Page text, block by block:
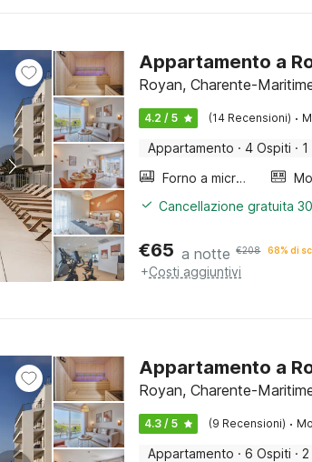
Appartamento a
Royan, Charente-
4.2 / 5 (14 Recensioni) ·
Appartamento · 4 Ospiti ·
Forno a microonde combinato
Cancellazione gratuita
€65 a notte €208 68% di
+Costi aggiuntivi
Appartamento a
Royan, Charente-
4.3 / 5 (9 Recensioni) ·
Appartamento · 6 Ospiti ·